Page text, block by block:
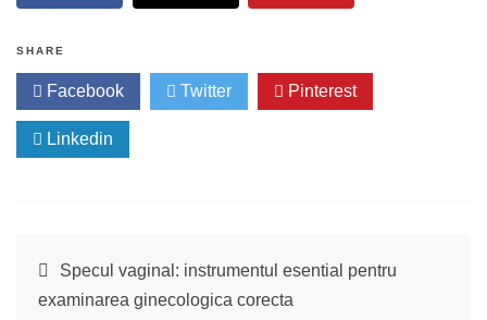
SHARE
Facebook Twitter Pinterest
Linkedin
Navigare
Specul vaginal: instrumentul esential pentru
examinarea ginecologica corecta